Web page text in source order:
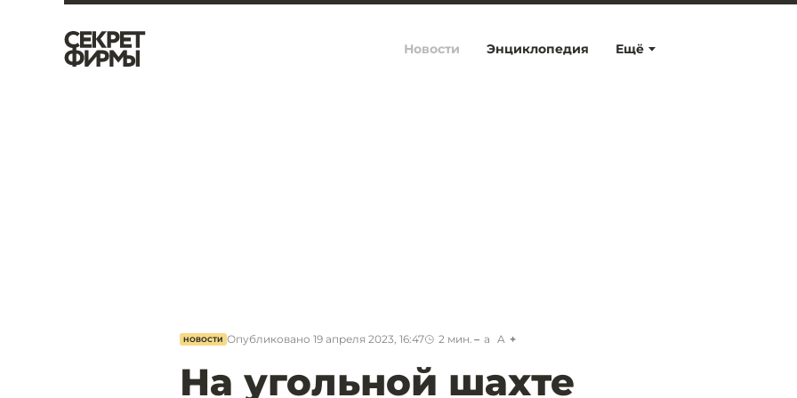
Ещё
Новости Энциклопедия
НОВОСТИ Опубликовано 19 апреля 2023, 16:47 2 мин. a A
На угольной шахте